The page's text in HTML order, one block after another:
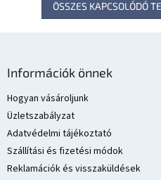
ÖSSZES KAPCSOLÓDÓ
Információk önnek
Hogyan vásároljunk
Üzletszabályzat
Adatvédelmi tájékoztató
Szállítási és fizetési módok
Reklamációk és visszaküldések